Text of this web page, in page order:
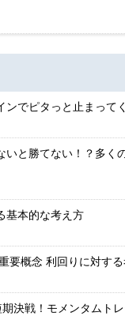
ンでピタっと止まって
いと勝てない！？多く
基本的な考え方
要概念 利回りに対す
期決戦！モメンタムト